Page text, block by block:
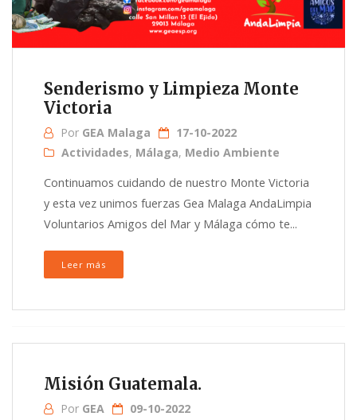
Senderismo y Limpieza Monte
Victoria
Por GEA Malaga
17-10-2022
Actividades, Málaga, Medio Ambiente
Continuamos cuidando de nuestro Monte Victoria
y esta vez unimos fuerzas Gea Malaga AndaLimpia
Voluntarios Amigos del Mar y Málaga cómo te...
Leer más
Misión Guatemala.
Por GEA
09-10-2022